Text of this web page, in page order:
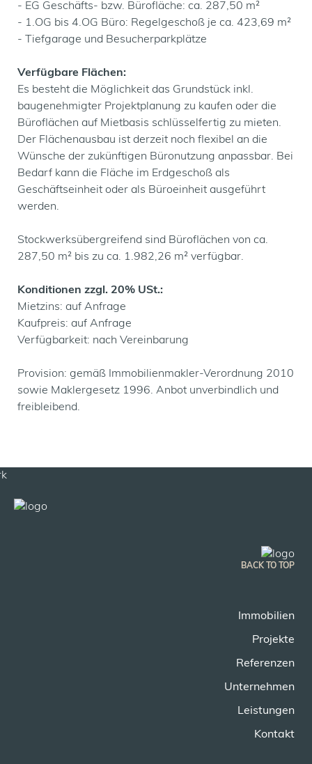
- EG Geschäfts- bzw. Bürofläche: ca. 287,50 m²
- 1.OG bis 4.OG Büro: Regelgeschoß je ca. 423,69 m²
- Tiefgarage und Besucherparkplätze
Verfügbare Flächen:
Es besteht die Möglichkeit das Grundstück inkl.
baugenehmigter Projektplanung zu kaufen oder die
Büroflächen auf Mietbasis schlüsselfertig zu mieten.
Der Flächenausbau ist derzeit noch flexibel an die
Wünsche der zukünftigen Büronutzung anpassbar. Bei
Bedarf kann die Fläche im Erdgeschoß als
Geschäftseinheit oder als Büroeinheit ausgeführt
werden.
Stockwerksübergreifend sind Büroflächen von ca.
287,50 m² bis zu ca. 1.982,26 m² verfügbar.
Konditionen zzgl. 20% USt.:
Mietzins: auf Anfrage
Kaufpreis: auf Anfrage
Verfügbarkeit: nach Vereinbarung
Provision: gemäß Immobilienmakler-Verordnung 2010
sowie Maklergesetz 1996. Anbot unverbindlich und
freibleibend.
BACK TO TOP
Immobilien
Projekte
Referenzen
Unternehmen
Leistungen
Kontakt